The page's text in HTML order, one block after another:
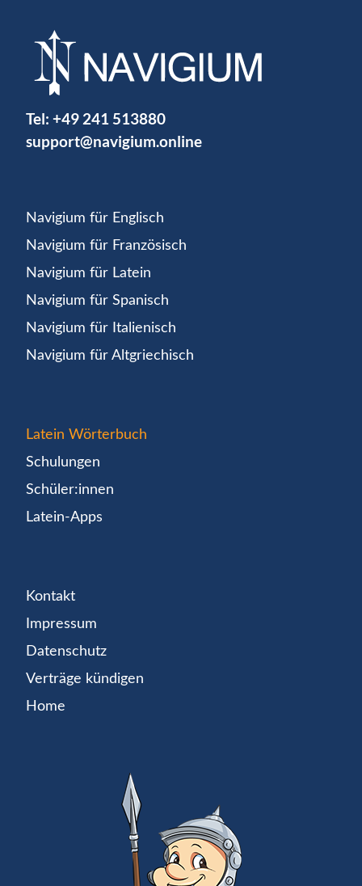
Tel: +49 241 513880
support@navigium.online
Navigium für Englisch
Navigium für Französisch
Navigium für Latein
Navigium für Spanisch
Navigium für Italienisch
Navigium für Altgriechisch
Latein Wörterbuch
Schulungen
Schüler:innen
Latein-Apps
Kontakt
Impressum
Datenschutz
Verträge kündigen
Home